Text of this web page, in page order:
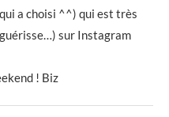
a choisi ^^) qui est très
guérisse…) sur Instagram
! Biz